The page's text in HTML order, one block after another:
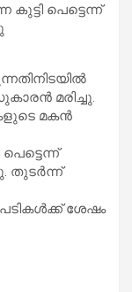
കുട്ടി പെട്ടെന്ന്
മരിച്ചു.
മകൻ
തുടർന്ന്
ശേഷം